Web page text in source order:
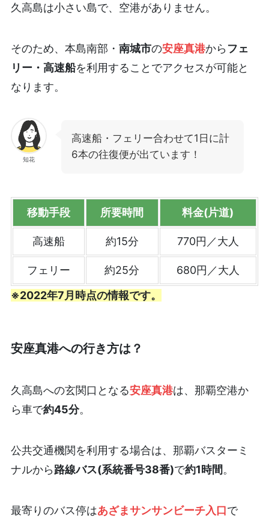
久高島は小さい島で、空港がありません。
そのため、本島南部・ 南城市の安座真港から フェ
リー・高速船を利用することでアクセスが可能と
なります。
知花
高速船・フェリー合わせて1日に計
6本の往復便が出ています！
移動手段 所要時間 料金(片道)
高速船 約15分 770円／大人
フェリー 約25分
680円／大人
※2022年7月時点の情報です。
安座真港への行き方は？
久高島への玄関口となる安座真港は、那覇空港か
ら車で約45分。
公共交通機関を利用する場合は、那覇バスターミ
ナルから路線バス(系統番号38番)で約1時間。
最寄りのバス停はあざまサンサンビーチ入口で